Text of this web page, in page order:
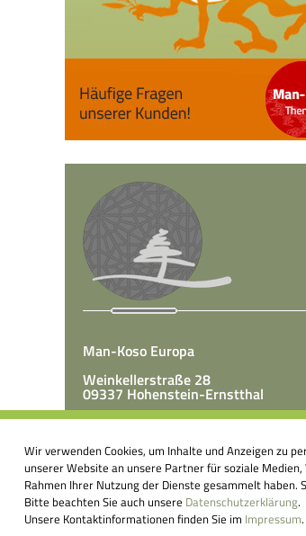
Man-Koso Europa
Weinkellerstraße 28
09337 Hohenstein-Ernstthal
Tel.: +49(0)3723 65 89 50
E-Mail:info@mk-europa.de
Wir verwenden Cookies, um Inhalte und Anzeigen zu
unserer Website an unsere Partner für soziale
Rahmen Ihrer Nutzung der Dienste gesammelt
Bitte beachten Sie auch unsere Datenschutzerklärung.
Unsere Kontaktinformationen finden Sie im Impressum